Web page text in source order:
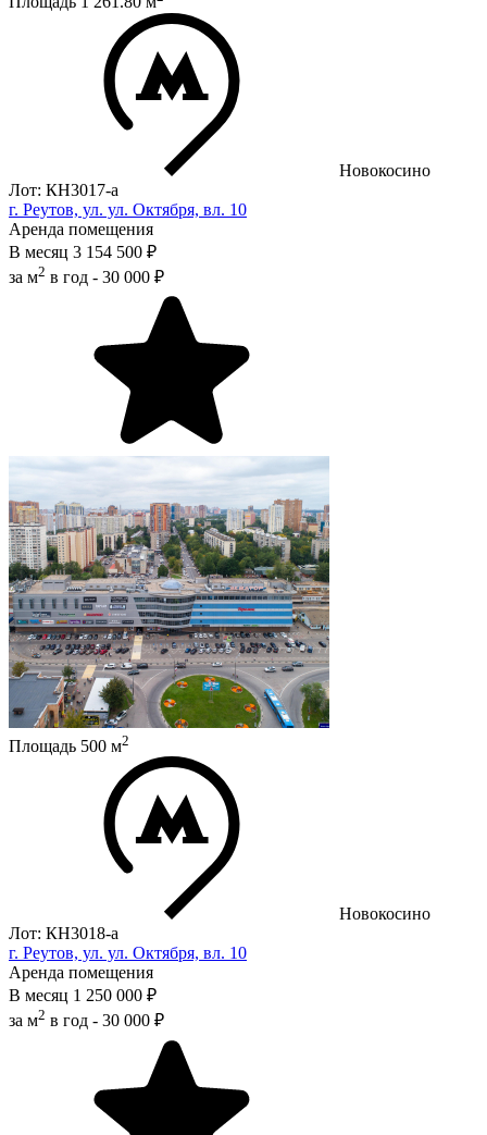
Новокосино
Лот: КН3017-a
г. Реутов, ул. ул. Октября, вл. 10
Аренда помещения
В месяц 3 154 500 ₽
за м2 в год - 30 000 ₽
Площадь 500 м2
Новокосино
Лот: КН3018-a
г. Реутов, ул. ул. Октября, вл. 10
Аренда помещения
В месяц 1 250 000 ₽
за м2 в год - 30 000 ₽